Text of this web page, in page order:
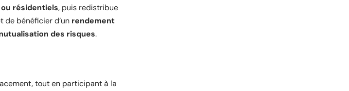
résidentiels, puis redistribue
de bénéficier d’un rendement
des risques.
tout en participant à la